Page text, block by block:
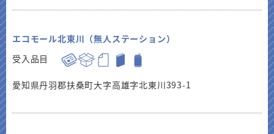
エコモール北東川（無人ステーション）
受入品目
愛知県丹羽郡扶桑町大字高雄字北東川393-1